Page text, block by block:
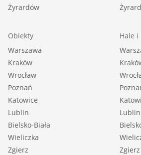
Żyrardów
Obiekty
Warszawa
Kraków
Wrocław
Poznań
Katowice
Lublin
Bielsko-Biała
Wieliczka
Zgierz
Hale i
Lublin
Zgierz